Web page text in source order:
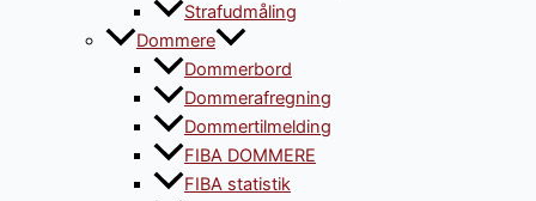
Strafudmåling
Dommere
Dommerbord
Dommerafregning
Dommertilmelding
FIBA DOMMERE
FIBA statistik